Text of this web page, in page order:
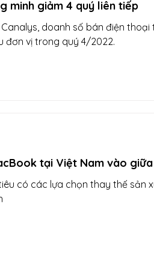
minh giảm 4 quý liên tiếp
doanh số bán điện
đơn vị trong quý 4/2022.
tại Việt Nam vào
có các lựa chọn thay thế sản